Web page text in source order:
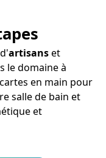
artisanset
le domaine à
en main pour
salle de bain et
et